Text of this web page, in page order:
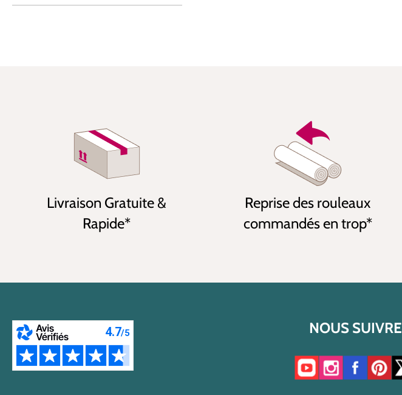
Livraison Gratuite &
Rapide*
Reprise des rouleaux
commandés en trop*
NOUS SUIVRE
Accéder à notre chaîne
Accéder à notre
Accéder à